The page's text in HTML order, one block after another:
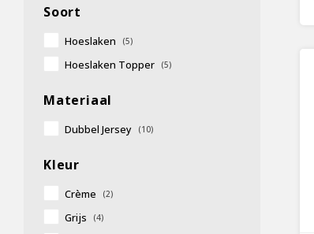
Soort
Hoeslaken (5)
Hoeslaken Topper (5)
Materiaal
Dubbel Jersey (10)
Kleur
Crème (2)
Grijs (4)